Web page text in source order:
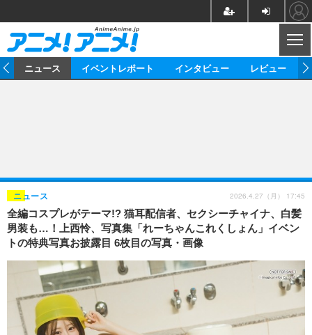
ゲーム グッズ
イベント
海外イベント ビジネス
俳優・タレント アーティスト
ビジネス
アニメ 実写
書評
ゲーム
動画
アニメ
アニメ！アニメ！TV ABEMA Cafe
連載・コラム
ニュース イベントレポート インタビュー レビュー
全編コスプレがテーマ!? 猫耳配信者、セクシーチャイナ、白髪
男装も…！上西怜、写真集「れーちゃんこれくしょん」イベン
トの特典写真お披露目 6枚目の写真・画像
ニュース 2026.4.27（月） 17:45